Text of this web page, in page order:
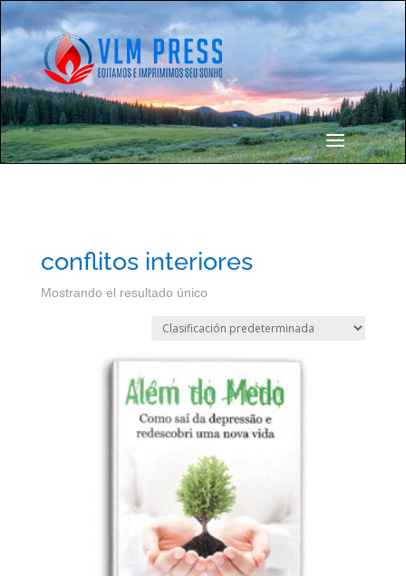
conflitos interiores
Mostrando el resultado único